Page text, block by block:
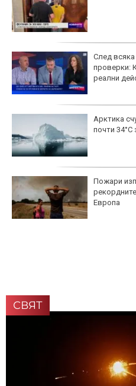
След
проверки:
реални
Арктика
почти
Пожари
Европа
СВЯТ